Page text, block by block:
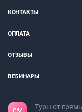
КОНТАКТЫ
ОПЛАТА
ОТЗЫВЫ
ВЕБИНАРЫ
Туры от